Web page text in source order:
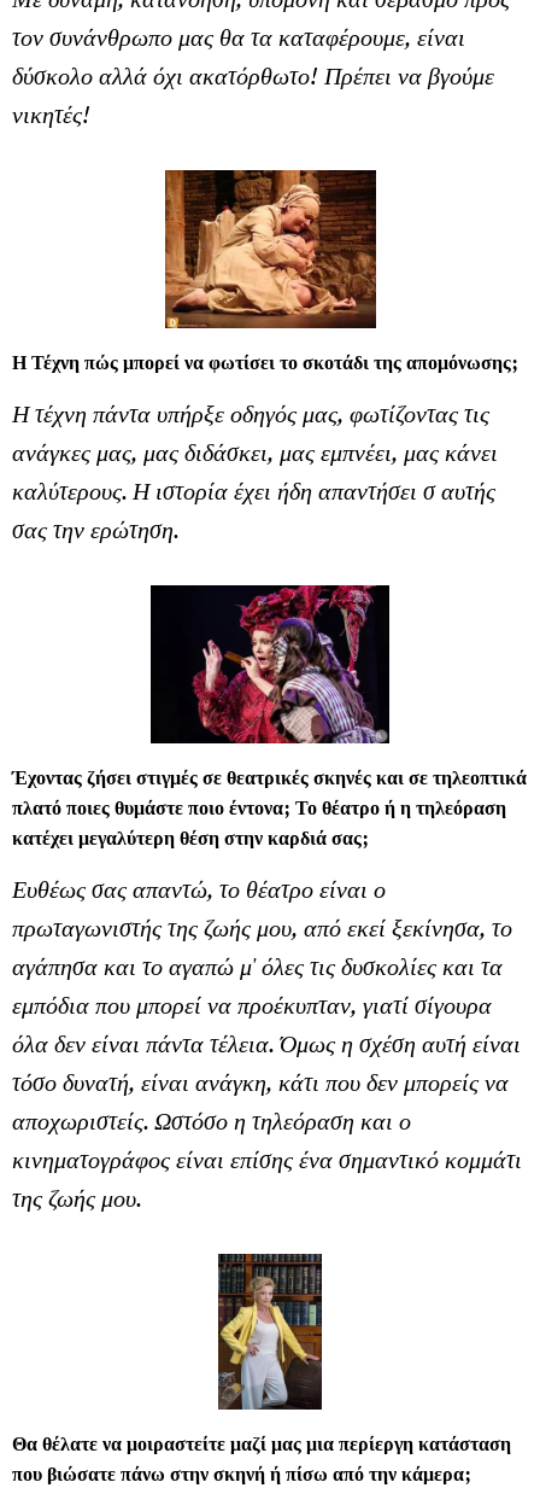
τον συνάνθρωπο μας θα τα καταφέρουμε, είναι
δύσκολο αλλά όχι ακατόρθωτο! Πρέπει να βγούμε
νικητές!
Η Τέχνη πώς μπορεί να φωτίσει το σκοτάδι της απομόνωσης;
Η τέχνη πάντα υπήρξε οδηγός μας, φωτίζοντας τις
ανάγκες μας, μας διδάσκει, μας εμπνέει, μας κάνει
καλύτερους. Η ιστορία έχει ήδη απαντήσει σ αυτής
σας την ερώτηση.
Έχοντας ζήσει στιγμές σε θεατρικές σκηνές και σε τηλεοπτικά
πλατό ποιες θυμάστε ποιο έντονα; Το θέατρο ή η τηλεόραση
κατέχει μεγαλύτερη θέση στην καρδιά σας;
Ευθέως σας απαντώ, το θέατρο είναι ο
πρωταγωνιστής της ζωής μου, από εκεί ξεκίνησα, το
αγάπησα και το αγαπώ μ' όλες τις δυσκολίες και τα
εμπόδια που μπορεί να προέκυπταν, γιατί σίγουρα
όλα δεν είναι πάντα τέλεια. Όμως η σχέση αυτή είναι
τόσο δυνατή, είναι ανάγκη, κάτι που δεν μπορείς να
αποχωριστείς. Ωστόσο η τηλεόραση και ο
κινηματογράφος είναι επίσης ένα σημαντικό κομμάτι
της ζωής μου.
Θα θέλατε να μοιραστείτε μαζί μας μια περίεργη κατάσταση
που βιώσατε πάνω στην σκηνή ή πίσω από την κάμερα;